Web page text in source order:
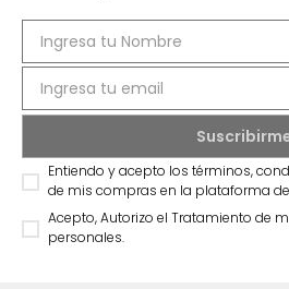
Entiendo y acepto los términos,
de mis compras en la plataforma de
Acepto, Autorizo el Tratamiento de
personales.